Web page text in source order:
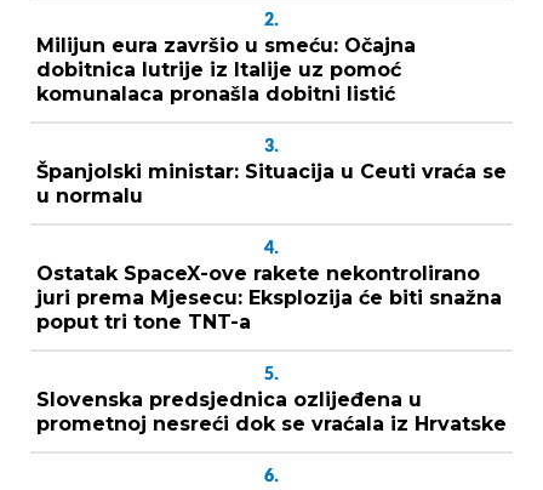
2.
Milijun eura završio u smeću: Očajna
dobitnica lutrije iz Italije uz pomoć
komunalaca pronašla dobitni listić
3.
Španjolski ministar: Situacija u Ceuti vraća se
u normalu
4.
Ostatak SpaceX-ove rakete nekontrolirano
juri prema Mjesecu: Eksplozija će biti snažna
poput tri tone TNT-a
5.
Slovenska predsjednica ozlijeđena u
prometnoj nesreći dok se vraćala iz Hrvatske
6.